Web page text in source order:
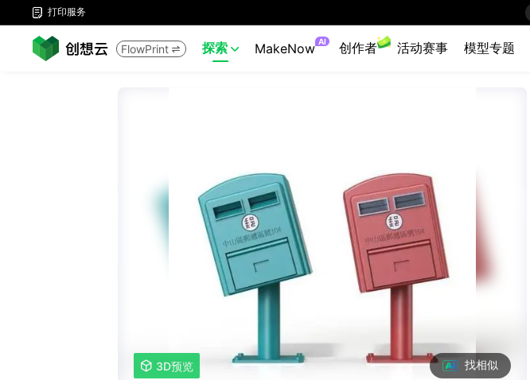
 打印服务
FlowPrint  探索  MakeNow AI 创作者 活动赛事 模型专题
 3D预览 找相似